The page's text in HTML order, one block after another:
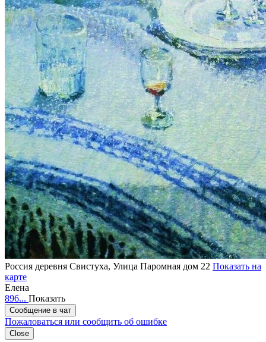
Россия деревня Свистуха, Улица Паромная дом 22 Показать на
карте
Елена
896... Показать
Сообщение в чат
Пожаловаться или сообщить об ошибке
Close